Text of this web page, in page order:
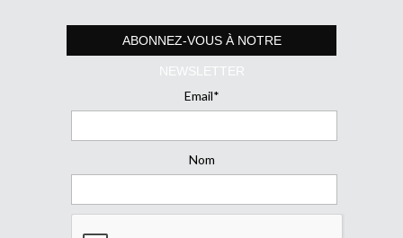
ABONNEZ-VOUS À NOTRE
NEWSLETTER
Email*
Nom